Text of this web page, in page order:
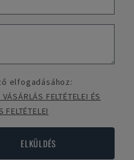
elfogadásához:
VÁSÁRLÁS FELTÉTELEI ÉS
FELTÉTELEI
ELKÜLDÉS